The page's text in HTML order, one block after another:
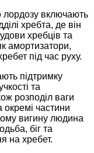
лордозу включають
хребта, де він
хребців та
амортизатори,
під час руху.
підтримку
та
розподіл ваги
частини
вигину людина
біг та
на хребет.